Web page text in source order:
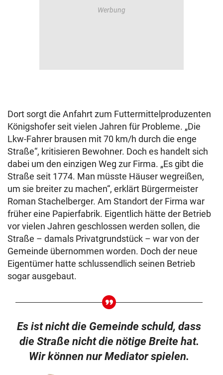
Dort sorgt die Anfahrt zum Futtermittelproduzenten
Königshofer seit vielen Jahren für Probleme. „Die
Lkw-Fahrer brausen mit 70 km/h durch die enge
Straße“, kritisieren Bewohner. Doch es handelt sich
dabei um den einzigen Weg zur Firma. „Es gibt die
Straße seit 1774. Man müsste Häuser wegreißen,
um sie breiter zu machen“, erklärt Bürgermeister
Roman Stachelberger. Am Standort der Firma war
früher eine Papierfabrik. Eigentlich hätte der Betrieb
vor vielen Jahren geschlossen werden sollen, die
Straße – damals Privatgrundstück – war von der
Gemeinde übernommen worden. Doch der neue
Eigentümer hatte schlussendlich seinen Betrieb
sogar ausgebaut.
Es ist nicht die Gemeinde schuld, dass
die Straße nicht die nötige Breite hat.
Wir können nur Mediator spielen.